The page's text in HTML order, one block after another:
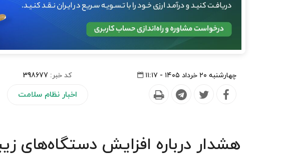
چهارشنبه ۲۰ خرداد ۱۴۰۵ - ۱۱:۱۷ کد خبر: 398677
اخبار نظام سلامت
هشدار درباره افزایش دستگاه‌های